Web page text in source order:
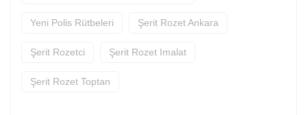
Yeni Polis Rütbeleri Şerit Rozet Ankara
Şerit Rozetci Şerit Rozet Imalat
Şerit Rozet Toptan